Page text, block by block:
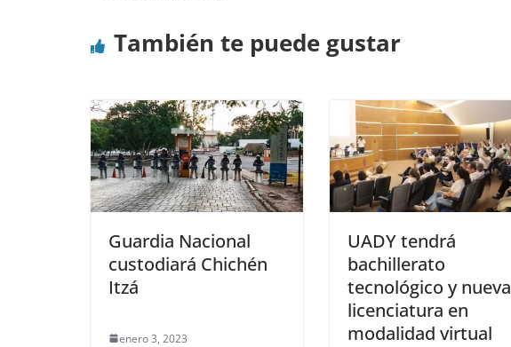
También te puede gustar
Guardia Nacional
custodiará Chichén
Itzá
enero 3, 2023
UADY tendrá
bachillerato
tecnológico y nueva
licenciatura en
modalidad virtual